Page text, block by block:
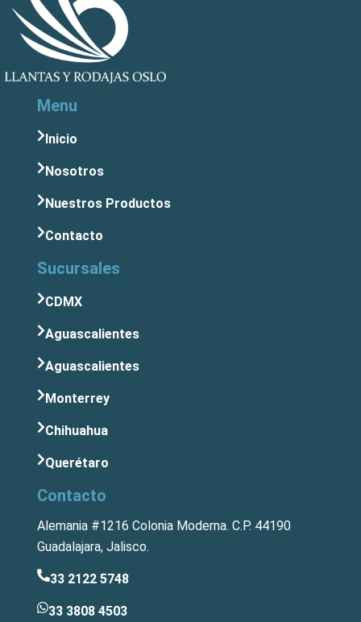
Menu
Inicio
Nosotros
Nuestros Productos
Contacto
Sucursales
CDMX
Aguascalientes
Aguascalientes
Monterrey
Chihuahua
Querétaro
Contacto
Alemania #1216 Colonia Moderna. C.P. 44190
Guadalajara, Jalisco.
33 2122 5748
33 3808 4503